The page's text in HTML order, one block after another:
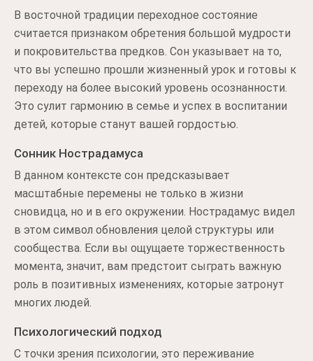
В восточной традиции переходное состояние
считается признаком обретения большой мудрости
и покровительства предков. Сон указывает на то,
что вы успешно прошли жизненный урок и готовы к
переходу на более высокий уровень осознанности.
Это сулит гармонию в семье и успех в воспитании
детей, которые станут вашей гордостью.
Сонник Нострадамуса
В данном контексте сон предсказывает
масштабные перемены не только в жизни
сновидца, но и в его окружении. Нострадамус видел
в этом символ обновления целой структуры или
сообщества. Если вы ощущаете торжественность
момента, значит, вам предстоит сыграть важную
роль в позитивных изменениях, которые затронут
многих людей.
Психологический подход
С точки зрения психологии, это переживание